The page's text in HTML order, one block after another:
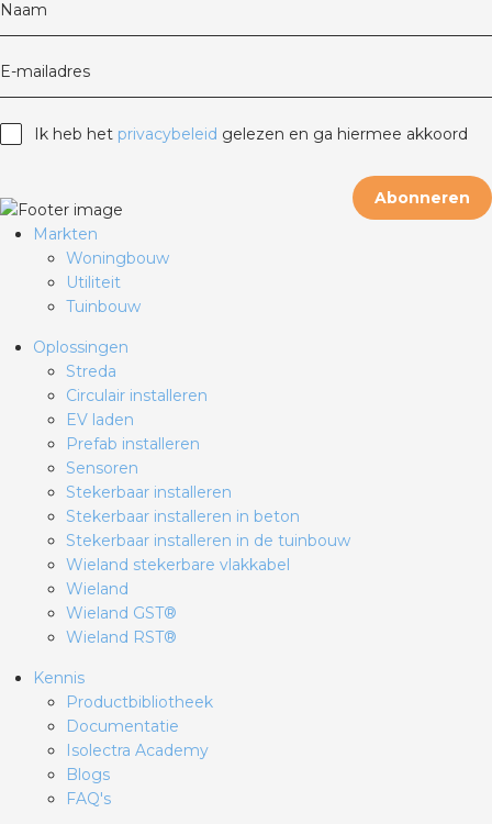
Naam
E-mailadres
Ik heb het privacybeleid gelezen en ga hiermee akkoord
Abonneren
Markten
Woningbouw
Utiliteit
Tuinbouw
Oplossingen
Streda
Circulair installeren
EV laden
Prefab installeren
Sensoren
Stekerbaar installeren
Stekerbaar installeren in beton
Stekerbaar installeren in de tuinbouw
Wieland stekerbare vlakkabel
Wieland
Wieland GST®
Wieland RST®
Kennis
Productbibliotheek
Documentatie
Isolectra Academy
Blogs
FAQ's